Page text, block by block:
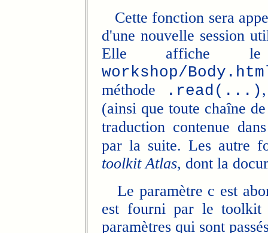
Cette fonction sera
d'une nouvelle session
Elle affiche
workshop/
méthode
.read(...)
(ainsi que toute chaîne
traduction contenue
par la suite. Les autre
toolkit Atlas, dont la
Le paramètre c est
est fourni par le toolkit
paramètres qui sont